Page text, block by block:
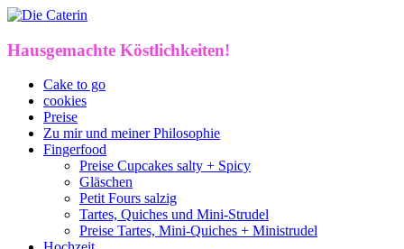
Hausgemachte Köstlichkeiten!
Cake to go
cookies
Preise
Zu mir und meiner Philosophie
Fingerfood
Preise Cupcakes salty + Spicy
Gläschen
Petit Fours salzig
Tartes, Quiches und Mini-Strudel
Preise Tartes, Mini-Quiches + Ministrudel